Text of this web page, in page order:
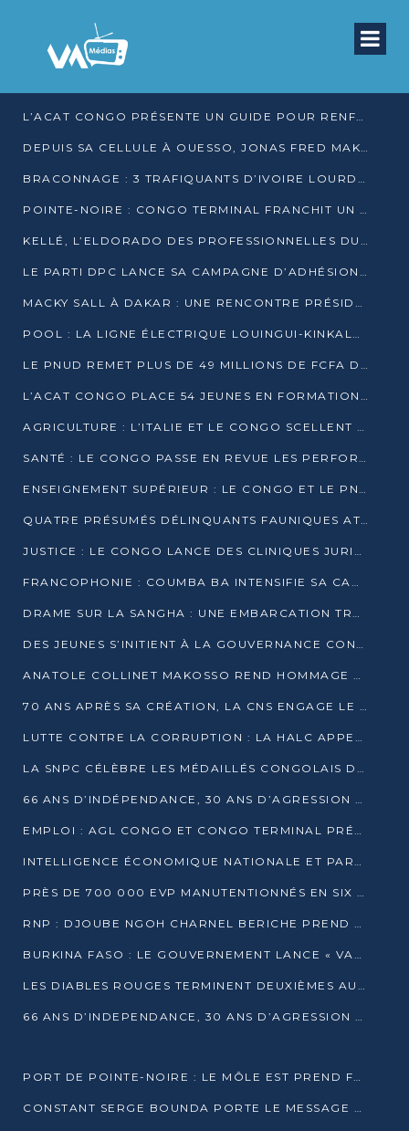
L’ACAT CONGO PRÉSENTE UN GUIDE POUR RENFORCER LES GARANTIES JUDICIAIRES EN GARDE À VUE
DEPUIS SA CELLULE À OUESSO, JONAS FRED MAKITA DÉNONCE CE QU’IL QUALIFIE DE DÉNI DE JUSTICE
BRACONNAGE : 3 TRAFIQUANTS D’IVOIRE LOURDEMENT CONDAMNÉS À DJAMBALA
POINTE-NOIRE : CONGO TERMINAL FRANCHIT UN CAP HISTORIQUE AVEC 99 MOUVEMENTS/HEURE
KELLÉ, L’ELDORADO DES PROFESSIONNELLES DU SEXE
LE PARTI DPC LANCE SA CAMPAGNE D’ADHÉSIONS ET VEUT STRUCTURER SA PRÉSENCE DANS LES 15 DÉPARTEMENTS
MACKY SALL À DAKAR : UNE RENCONTRE PRÉSIDENTIELLE QUI DIVISE L’OPINION SÉNÉGALAISE
POOL : LA LIGNE ÉLECTRIQUE LOUINGUI-KINKALA-BOKO MISE EN SERVICE
LE PNUD REMET PLUS DE 49 MILLIONS DE FCFA D’ÉQUIPEMENTS POUR ACCÉLÉRER LA NUMÉRISATION DU SYSTÈME DE SANTÉ
L’ACAT CONGO PLACE 54 JEUNES EN FORMATION PROFESSIONNELLE
AGRICULTURE : L’ITALIE ET LE CONGO SCELLENT UN PARTENARIAT POUR UNE PRODUCTION LOCALE DURABLE
SANTÉ : LE CONGO PASSE EN REVUE LES PERFORMANCES DE SES HÔPITAUX À MI-PARCOURS
ENSEIGNEMENT SUPÉRIEUR : LE CONGO ET LE PNUD VEULENT RAPPROCHER LA FORMATION UNIVERSITAIRE DES BESOINS DU MARCHÉ DE L’EMPLOI
QUATRE PRÉSUMÉS DÉLINQUANTS FAUNIQUES ATTENDUS DEVANT LA JUSTICE POUR TRAFIC D’IVOIRE
JUSTICE : LE CONGO LANCE DES CLINIQUES JURIDIQUES POUR RAPPROCHER LE DROIT DES CITOYENS
FRANCOPHONIE : COUMBA BA INTENSIFIE SA CAMPAGNE POUR LA SUCCESSION À LA TÊTE DE L’OIF
DRAME SUR LA SANGHA : UNE EMBARCATION TRANSPORTANT DES FIDÈLES DE « NZAMBÉ YA L’HUILE » FAIT NAUFRAGE À OUESSO
DES JEUNES S’INITIENT À LA GOUVERNANCE CONTINENTALE À BRAZZAVILLE
ANATOLE COLLINET MAKOSSO REND HOMMAGE À JEAN-PAUL PIGASSE
70 ANS APRÈS SA CRÉATION, LA CNS ENGAGE LE VIRAGE DE LA DIGITALISATION
LUTTE CONTRE LA CORRUPTION : LA HALC APPELLE À PASSER DES DISCOURS AUX ACTES
LA SNPC CÉLÈBRE LES MÉDAILLÉS CONGOLAIS DES OLYMPIADES PANAFRICAINES DE MATHÉMATIQUES 2026
66 ANS D’INDÉPENDANCE, 30 ANS D’AGRESSION RWANDAISE : 4 PRÉSIDENCES, UN ÉCHEC COLLECTIF
EMPLOI : AGL CONGO ET CONGO TERMINAL PRÉSÉLECTIONNENT PLUS DE 70 JEUNES À POINTE-NOIRE
INTELLIGENCE ÉCONOMIQUE NATIONALE ET PARTENARIATS INTERNATIONAUX : VERS UNE DOCTRINE SOUVERAINE DE SÉCURITÉ ÉCONOMIQUE
PRÈS DE 700 000 EVP MANUTENTIONNÉS EN SIX MOIS PAR CONGO TERMINAL
RNP : DJOUBE NGOH CHARNEL BERICHE PREND LES RÊNES DU PARTI
BURKINA FASO : LE GOUVERNEMENT LANCE « VACANCES UTILES 2026 » POUR FORMER LES ÉLÈVES À 15 MÉTIERS
LES DIABLES ROUGES TERMINENT DEUXIÈMES AU CHAMPIONNAT D’AFRIQUE ZONE 3
66 ANS D’INDEPENDANCE, 30 ANS D’AGRESSION RWAN DAISE : 4 PRESIDENCES, UN ECHEC COLLECTIF
PORT DE POINTE-NOIRE : LE MÔLE EST PREND FORME ET VISE LES GÉANTS DES MERS
CONSTANT SERGE BOUNDA PORTE LE MESSAGE DE COMPASSION DE DENIS SASSOU NGUESSO EN IRAN